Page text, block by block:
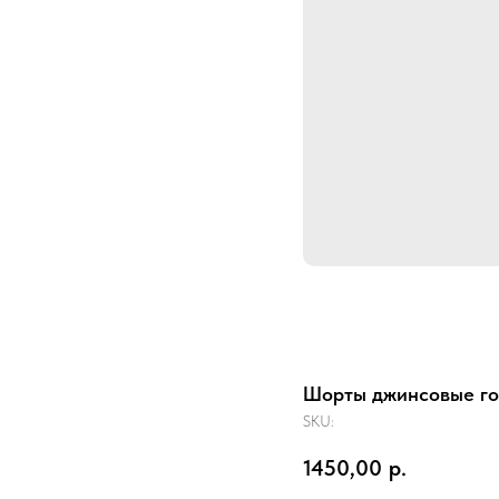
Шорты джинсовые
SKU:
1450,00 р.